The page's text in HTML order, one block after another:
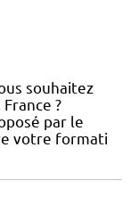
souhaitez
?
par le
votre formati